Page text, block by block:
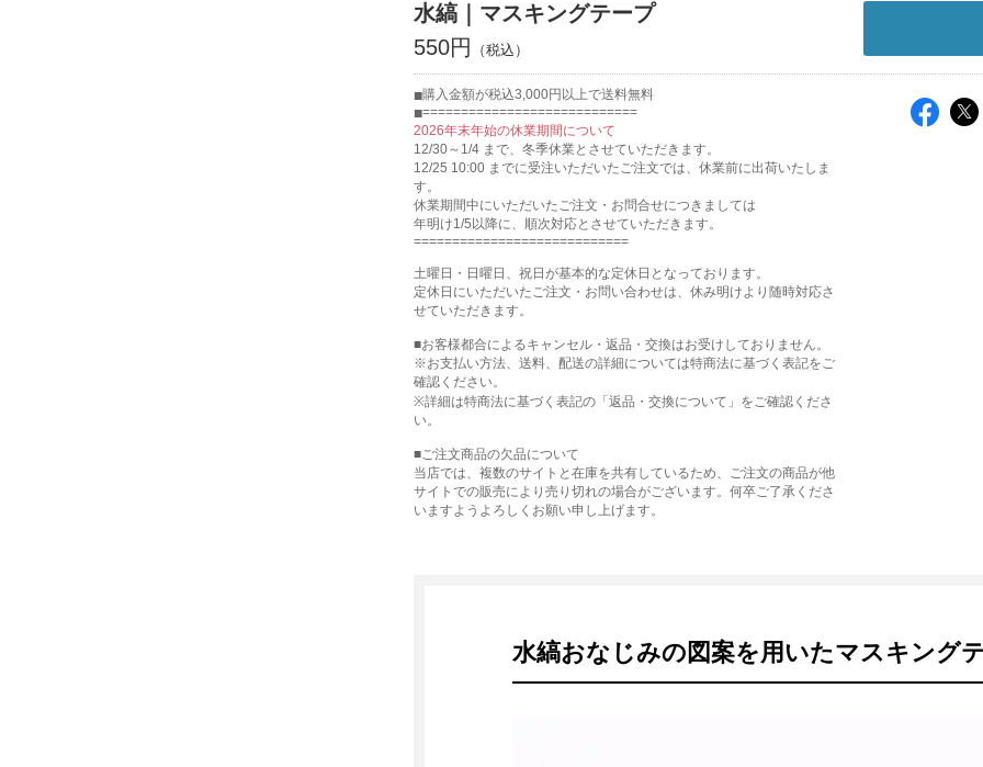
水縞｜マスキングテープ
550円
購入金額が税込3,000円以上で送料無料
============================
2026年末年始の休業期間について
12/30～1/4 まで、冬季休業とさせていただきます。
12/25 10:00 までに受注いただいたご注文では、休業前に出荷いたしま
す。
休業期間中にいただいたご注文・お問合せにつきましては
年明け1/5以降に、順次対応とさせていただきます。
============================
土曜日・日曜日、祝日が基本的な定休日となっております。
定休日にいただいたご注文・お問い合わせは、休み明けより随時対応さ
せていただきます。
■お客様都合によるキャンセル・返品・交換はお受けしておりません。
※お支払い方法、送料、配送の詳細については特商法に基づく表記をご
確認ください。
※詳細は特商法に基づく表記の「返品・交換について」をご確認くださ
い。
■ご注文商品の欠品について
当店では、複数のサイトと在庫を共有しているため、ご注文の商品が他
サイトでの販売により売り切れの場合がございます。何卒ご了承くださ
いますようよろしくお願い申し上げます。
水縞おなじみの図案を用いたマスキング